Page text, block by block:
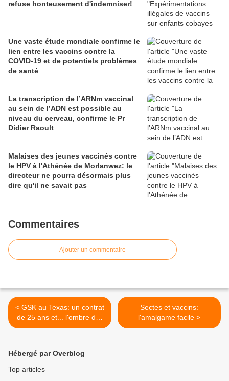
refuse honteusement d'indemniser!
Une vaste étude mondiale confirme le
lien entre les vaccins contre la
COVID-19 et de potentiels problèmes
de santé
La transcription de l’ARNm vaccinal
au sein de l’ADN est possible au
niveau du cerveau, confirme le Pr
Didier Raoult
Malaises des jeunes vaccinés contre
le HPV à l'Athénée de Morlanwez: le
directeur ne pourra désormais plus
dire qu'il ne savait pas
Commentaires
Ajouter un commentaire
< GSK au Texas: un contrat
de 25 ans et... l'ombre des
futures pandémies!
Sectes et vaccins:
l'amalgame facile >
Hébergé par Overblog
Top articles